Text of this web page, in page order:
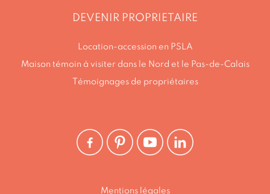
DEVENIR PROPRIETAIRE
Location-accession en PSLA
Maison témoin à visiter dans le Nord et le Pas-de-Calais
Témoignages de propriétaires
Mentions légales